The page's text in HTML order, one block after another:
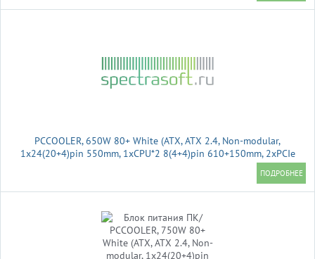
PCCOOLER, 650W 80+ White (ATX, ATX 2.4, Non-modular,
1x24(20+4)pin 550mm, 1xCPU*2 8(4+4)pin 610+150mm, 2xPCIe
8(6+2)pin 510mm, 2xSATA*3+MOLEX4pin*1 450+150+150+150mm